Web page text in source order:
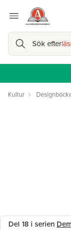
Sök efter
Kultur
Del 18 i serien